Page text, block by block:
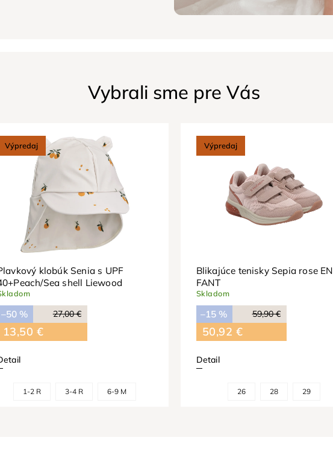
Vybrali sme pre Vás
Výpredaj
klobúk Senia s UPF
Sea shell Liewood
27,00 €
–50 %
13,50 €
1-2 R 3-4 R 6-9 M
Výpredaj
Blikajúce tenisky Sepia rose EN
FANT
Skladom
59,90 €
–15 %
50,92 €
Detail
26 28 29